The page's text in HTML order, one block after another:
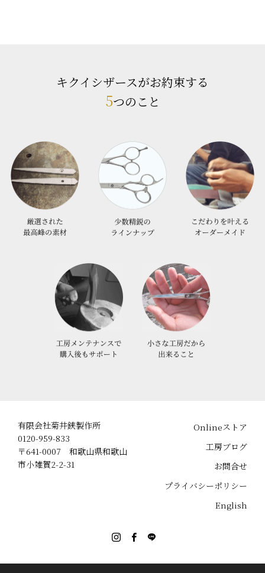
キクイシザースがお約束する
5つのこと
有限会社菊井鋏製作所
0120-959-833
〒641-0007 和歌山県和歌山
市小雑賀2-2-31
Onlineストア
工房ブログ
お問合せ
プライバシーポリシー
English